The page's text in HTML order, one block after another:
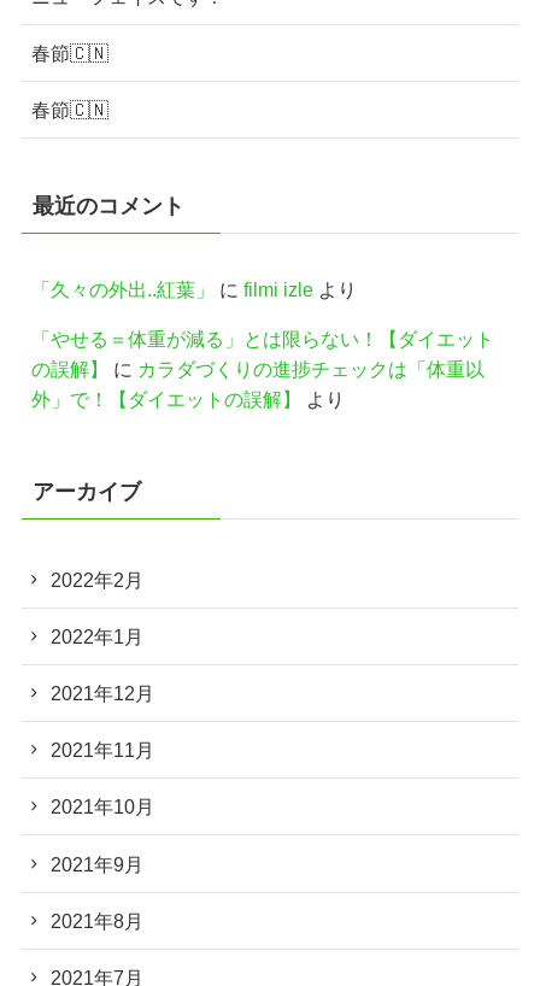
春節🇨🇳
春節🇨🇳
最近のコメント
「久々の外出..紅葉」 に filmi izleより
「やせる＝体重が減る」とは限らない！【ダイエット
の誤解】
に カラダづくりの進捗チェックは「体重以
外」で！【ダイエットの誤解】
より
アーカイブ
2022年2月
2022年1月
2021年12月
2021年11月
2021年10月
2021年9月
2021年8月
2021年7月